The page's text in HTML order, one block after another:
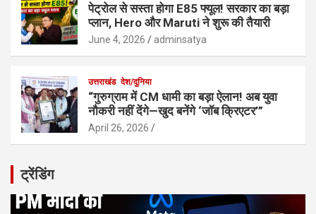
पेट्रोल से सस्ता होगा E85 फ्यूल! सरकार का बड़ा
प्लान, Hero और Maruti ने शुरू की तैयारी
June 4, 2026 adminsatya
उत्तराखंड देश/दुनिया
“गुरुग्राम में CM धामी का बड़ा ऐलान! अब युवा
नौकरी नहीं देंगे—खुद बनेंगे ‘जॉब क्रिएटर’”
April 26, 2026
ट्रेंडिंग